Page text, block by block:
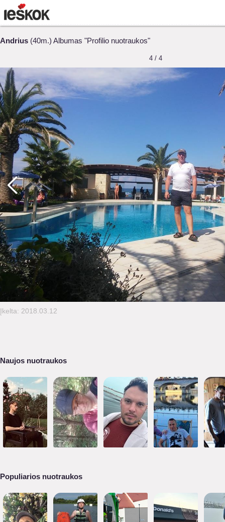
Andrius (40m.) Albumas "Profilio nuotraukos"
4 / 4
Įkelta: 2018.03.12
Naujos nuotraukos
Populiarios nuotraukos